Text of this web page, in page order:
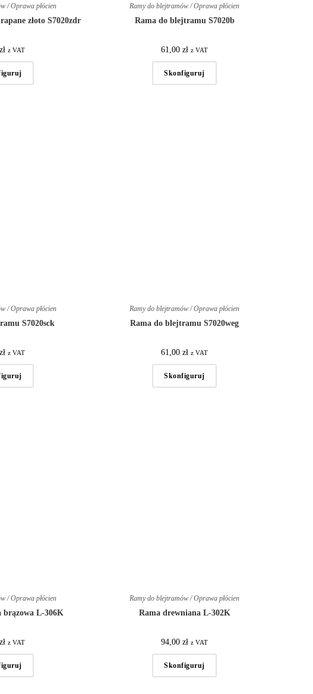
/ Oprawa płócien
złoto S7020zdr
zł z VAT
Ramy do blejtramów / Oprawa płócien
Rama do blejtramu S7020b
61,00zł z VAT
Skonfiguruj
/ Oprawa płócien
S7020sck
zł z VAT
Ramy do blejtramów / Oprawa płócien
Rama do blejtramu S7020weg
61,00zł z VAT
Skonfiguruj
/ Oprawa płócien
brązowa L-306K
zł z VAT
Ramy do blejtramów / Oprawa płócien
Rama drewniana L-302K
94,00zł z VAT
Skonfiguruj